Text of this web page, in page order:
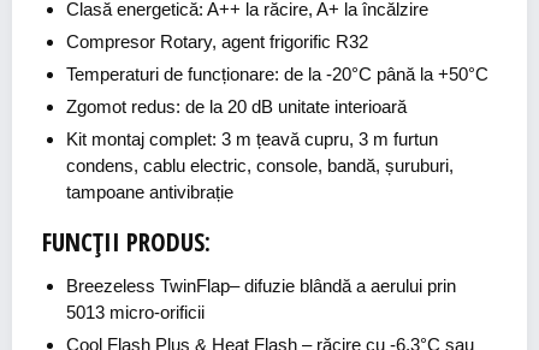
Clasă energetică: A++ la răcire, A+ la încălzire
Compresor Rotary, agent frigorific R32
Temperaturi de funcționare: de la -20°C până la +50°C
Zgomot redus: de la 20 dB unitate interioară
Kit montaj complet: 3 m țeavă cupru, 3 m furtun
condens, cablu electric, console, bandă, șuruburi,
tampoane antivibrație
FUNCȚII PRODUS:
Breezeless TwinFlap– difuzie blândă a aerului prin
5013 micro-orificii
Cool Flash Plus & Heat Flash – răcire cu -6,3°C sau